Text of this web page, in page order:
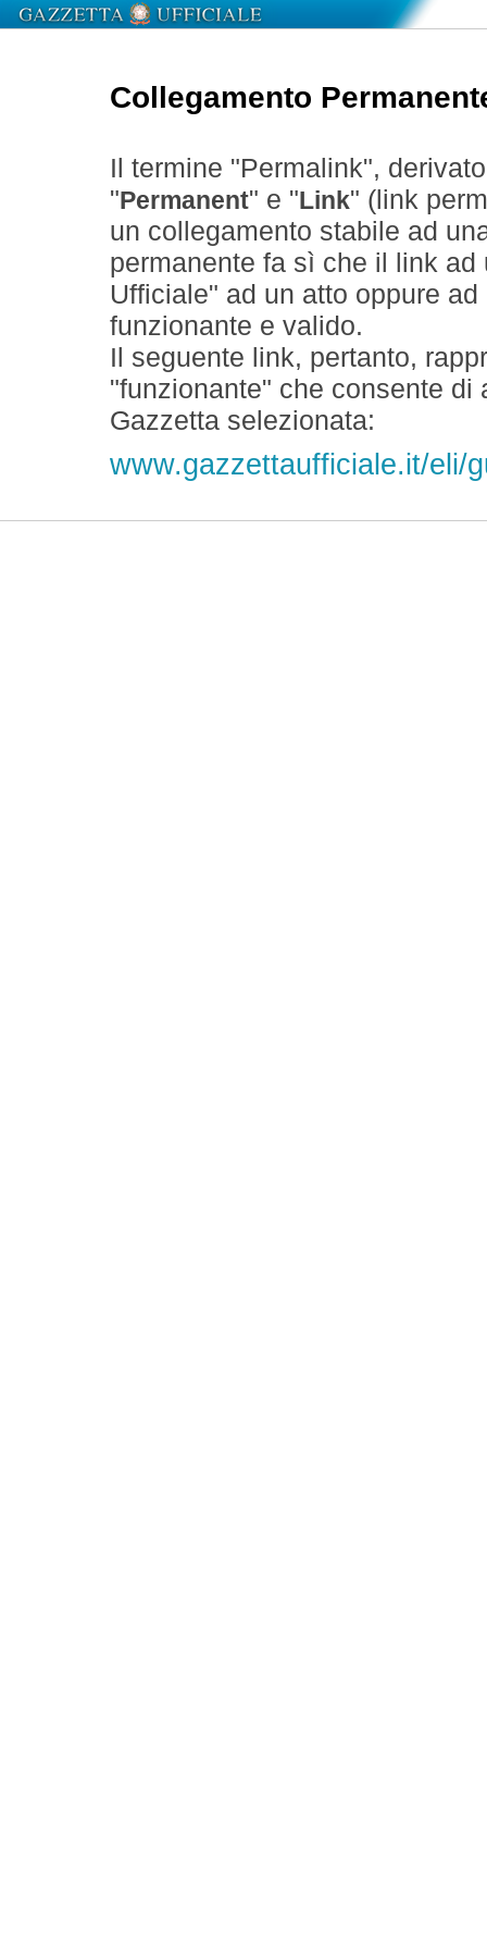
Collegamento
Il termine "Permalink",
" Permanent" e " Link" (link
un collegamento stabile ad
permanente fa sì che il link
Ufficiale" ad un atto oppure
funzionante e valido.
Il seguente link, pertanto,
"funzionante" che consente
Gazzetta selezionata:
www.gazzettaufficiale.it/eli/